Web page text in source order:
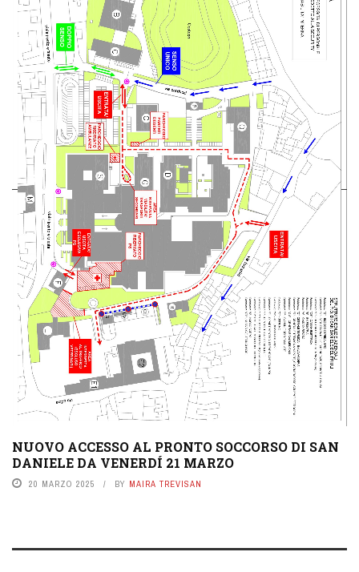
NUOVO ACCESSO AL PRONTO SOCCORSO DI SAN
DANIELE DA VENERDÍ 21 MARZO
20 MARZO 2025 BY MAIRA TREVISAN